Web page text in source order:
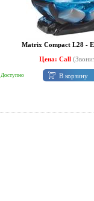
Matrix Compact L28 -
Цена: Call
Доступно В корзину